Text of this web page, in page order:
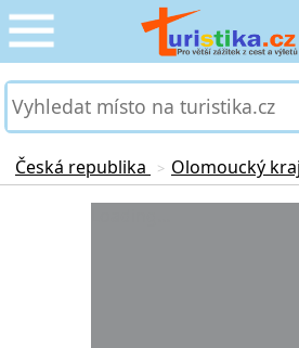
CESTOVÁNÍ
SLUŽBY & DOPRAVA
PRO TURISTY
Česká republika > Olomoucký kraj